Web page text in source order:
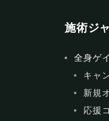
施術ジ
全身ゲ
キャ
新規
応援